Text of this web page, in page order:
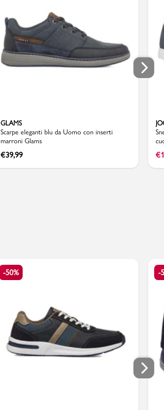
GLAMS
Scarpe eleganti blu da Uomo con inserti
marroni Glams
€39,99 €
-50% -